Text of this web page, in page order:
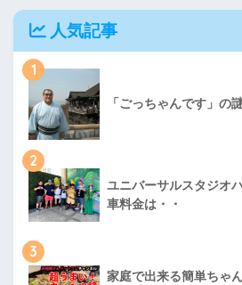
人気記事
1
「ごっちゃんです」の
2
ユニバーサルスタジオ
車料金は・・
3
家庭で出来る簡単ちゃ